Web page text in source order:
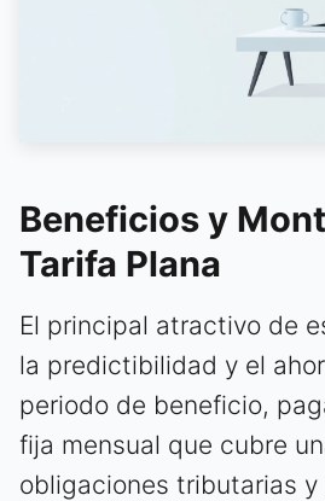
Beneficios y
Tarifa Plana
El principal atractivo de
la predictibilidad y el
periodo de beneficio,
fija mensual que cubre
obligaciones tributarias y